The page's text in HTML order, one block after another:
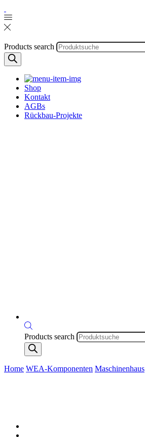
Products search
Shop
Kontakt
AGBs
Rückbau-Projekte
Products search
Home WEA-Komponenten Maschinenhaus